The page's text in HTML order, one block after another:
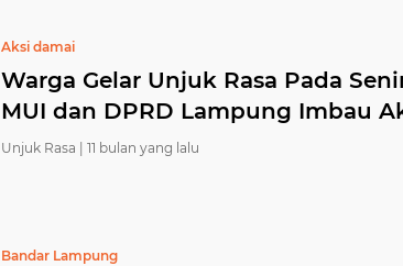
Aksi damai
Warga Gelar Unjuk Rasa Pada
MUI dan DPRD Lampung Imbau
Unjuk Rasa | 11 bulan yang lalu
Bandar Lampung